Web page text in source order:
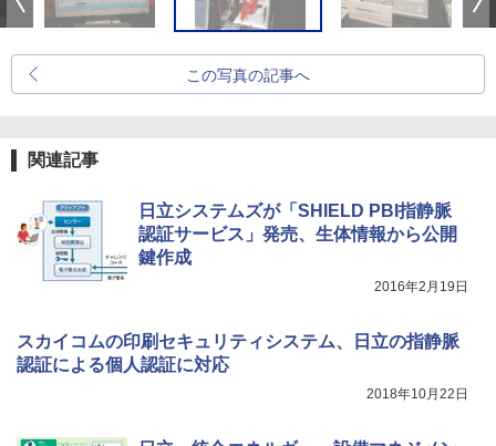
この写真の記事へ
関連記事
日立システムズが「SHIELD PBI指静脈
認証サービス」発売、生体情報から公開
鍵作成
2016年2月19日
スカイコムの印刷セキュリティシステム、日立の指静脈
認証による個人認証に対応
2018年10月22日